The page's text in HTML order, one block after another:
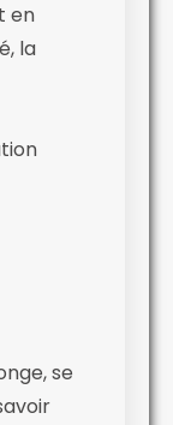
en
la
se